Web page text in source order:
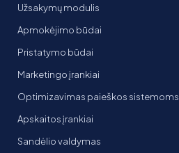
Užsakymų modulis
Apmokėjimo būdai
Pristatymo būdai
Marketingo įrankiai
Optimizavimas paieškos sistemoms
Apskaitos įrankiai
Sandėlio valdymas